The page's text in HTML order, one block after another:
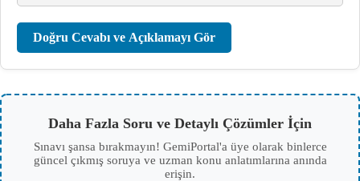
Doğru Cevabı ve Açıklamayı Gör
Daha Fazla Soru ve Detaylı Çözümler İçin
Sınavı şansa bırakmayın! GemiPortal'a üye olarak binlerce
güncel çıkmış soruya ve uzman konu anlatımlarına anında
erişin.